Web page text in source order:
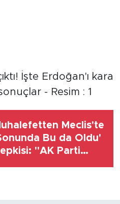
Meclis'te
Bu da Oldu'
"AK Parti